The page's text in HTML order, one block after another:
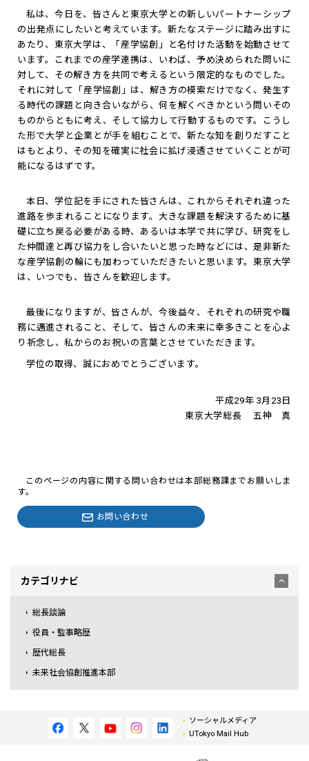
私は、今日を、皆さんと東京大学との新しいパートナーシップ
の出発点にしたいと考えています。新たなステージに踏み出すに
あたり、東京大学は、「産学協創」と名付けた活動を始動させて
います。これまでの産学連携は、いわば、予め決められた問いに
対して、その解き方を共同で考えるという限定的なものでした。
それに対して「産学協創」は、解き方の模索だけでなく、発生す
る時代の課題と向き合いながら、何を解くべきかという問いその
ものからともに考え、そして協力して行動するものです。こうし
た形で大学と企業とが手を組むことで、新たな知を創りだすこと
はもとより、その知を確実に社会に拡げ浸透させていくことが可
能になるはずです。
本日、学位記を手にされた皆さんは、これからそれぞれ違った
進路を歩まれることになります。大きな課題を解決するために基
礎に立ち戻る必要がある時、あるいは本学で共に学び、研究をし
た仲間達と再び協力をし合いたいと思った時などには、是非新た
な産学協創の輪にも加わっていただきたいと思います。東京大学
は、いつでも、皆さんを歓迎します。
最後になりますが、皆さんが、今後益々、それぞれの研究や職
務に邁進されること、そして、皆さんの未来に幸多きことを心よ
り祈念し、私からのお祝いの言葉とさせていただきます。
学位の取得、誠におめでとうございます。
平成29年 3月23日
東京大学総長 五神 真
このページの内容に関する問い合わせは本部総務課までお願いしま
す。
お問い合わせ
カテゴリナビ
総長談論
役員・監事略歴
歴代総長
未来社会協創推進本部
ソーシャルメディア
UTokyo Mail Hub